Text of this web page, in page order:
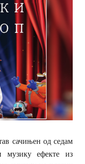
сачињен од седам
музику ефекте из